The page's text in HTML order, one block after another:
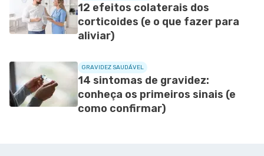
12 efeitos colaterais dos
corticoides (e o que fazer para
aliviar)
GRAVIDEZ SAUDÁVEL
14 sintomas de gravidez:
conheça os primeiros sinais (e
como confirmar)